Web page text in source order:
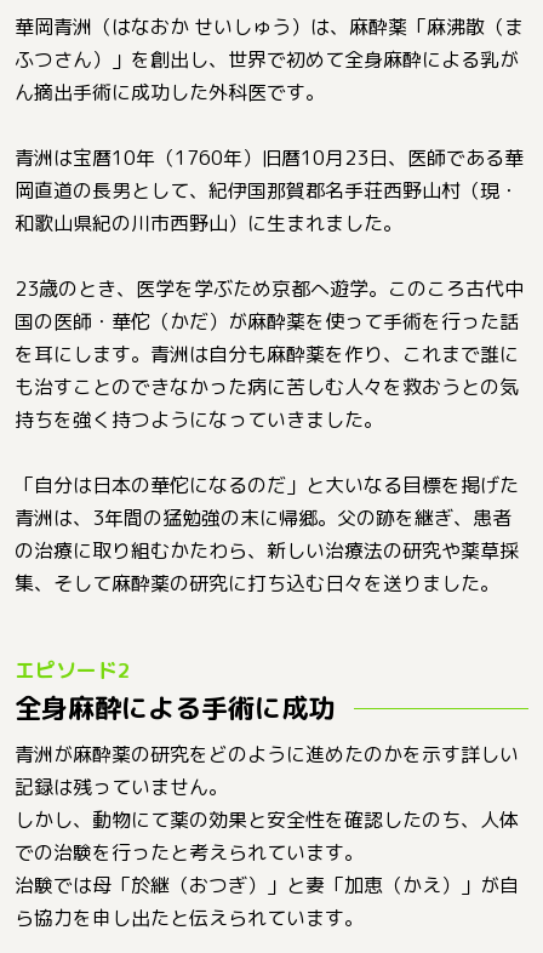
華岡青洲（はなおか せいしゅう）は、麻酔薬「麻沸散（ま
ふつさん）」を創出し、世界で初めて全身麻酔による乳が
ん摘出手術に成功した外科医です。
青洲は宝暦10年（1760年）旧暦10月23日、医師である華
岡直道の長男として、紀伊国那賀郡名手荘西野山村（現・
和歌山県紀の川市西野山）に生まれました。
23歳のとき、医学を学ぶため京都へ遊学。このころ古代中
国の医師・華佗（かだ）が麻酔薬を使って手術を行った話
を耳にします。青洲は自分も麻酔薬を作り、これまで誰に
も治すことのできなかった病に苦しむ人々を救おうとの気
持ちを強く持つようになっていきました。
「自分は日本の華佗になるのだ」と大いなる目標を掲げた
青洲は、3年間の猛勉強の末に帰郷。父の跡を継ぎ、患者
の治療に取り組むかたわら、新しい治療法の研究や薬草採
集、そして麻酔薬の研究に打ち込む日々を送りました。
全身麻酔による手術に成功
青洲が麻酔薬の研究をどのように進めたのかを示す詳しい
記録は残っていません。
しかし、動物にて薬の効果と安全性を確認したのち、人体
での治験を行ったと考えられています。
治験では母「於継（おつぎ）」と妻「加恵（かえ）」が自
ら協力を申し出たと伝えられています。